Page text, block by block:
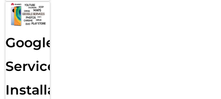
Google
Services
Installation